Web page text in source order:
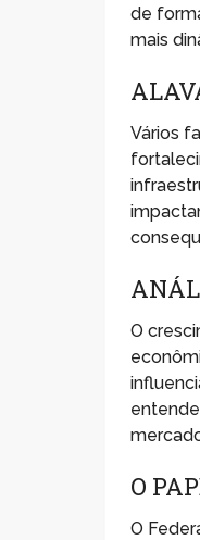
de
mais
Vários
O
O
O